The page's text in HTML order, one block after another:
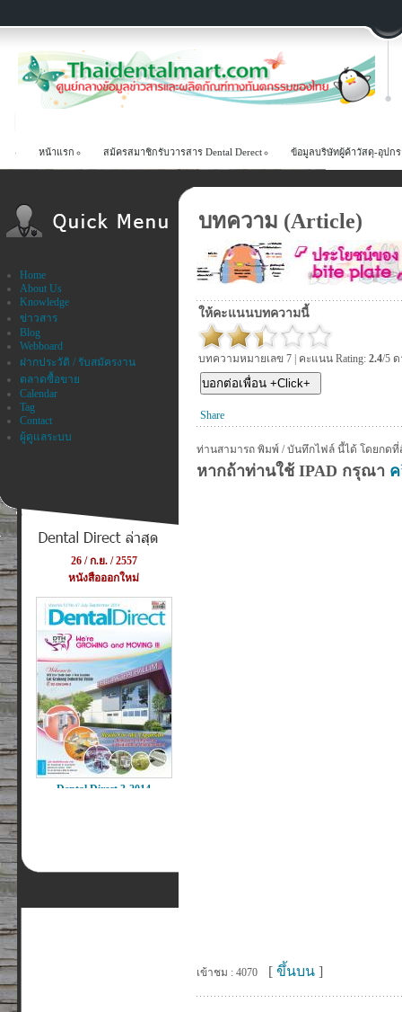
หน้าแรก สม้ครสมาชิกรับวารสาร Dental Derect ข้อมูลบริษัทผู้ค้าวัสดุ-อุปก
Home
About Us
Knowledge
ข่าวสาร
Blog
Webboard
ฝากประวัติ / รับสมัครงาน
ตลาดซื้อขาย
Calendar
Tag
Contact
ผู้ดูแลระบบ
บทความ (Article)
ให้คะแนนบทความนี้
บทความหมายเลข 7 | คะแนน Rating: 2.4/5
Share
ท่านสามารถ พิมพ์ / บันทึกไฟล์ นี้ได้ โดยกด
หากถ้าท่านใช้ IPAD กรุณา
เข้าชม : 4070 [ ขึ้นบน ]